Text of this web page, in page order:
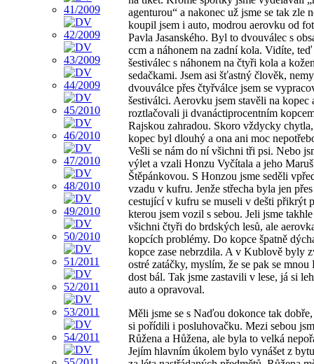
agenturou“ a nakonec už jsme se tak zle
koupil jsem i auto, modrou aerovku od
Pavla Jasanského. Byl to dvouválec s
ccm a náhonem na zadní kola. Vidíte, teď
šestiválec s náhonem na čtyři kola a
sedačkami. Jsem asi šťastný člověk,
dvouválce přes čtyřválce jsem se
šestiválci. Aerovku jsem stavěli na kopec
roztlačovali ji dvanáctiprocentním
Rajskou zahradou. Skoro vždycky
kopec byl dlouhý a ona ani moc
Vešli se nám do ní všichni tři psi. Nebo
výlet a vzali Honzu Vyčítala a jeho
Štěpánkovou. S Honzou jsme seděli
vzadu v kufru. Jenže střecha byla jen
cestující v kufru se museli v dešti přikrýt
kterou jsem vozil s sebou. Jeli jsme
všichni čtyři do brdských lesů, ale
kopcích problémy. Do kopce špatně
kopce zase nebrzdila. A v Kublově byly
ostré zatáčky, myslím, že se pak se mnou
dost bál. Tak jsme zastavili v lese, já si
auto a opravoval.
Měli jsme se s Naďou dokonce tak dobře,
si pořídili i posluhovačku. Mezi sebou
Růžena a Hůžena, ale byla to velká
Jejím hlavním úkolem bylo vynášet z